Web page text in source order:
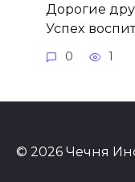
Дорогие
Успех
0 1
© 2026 Чечня